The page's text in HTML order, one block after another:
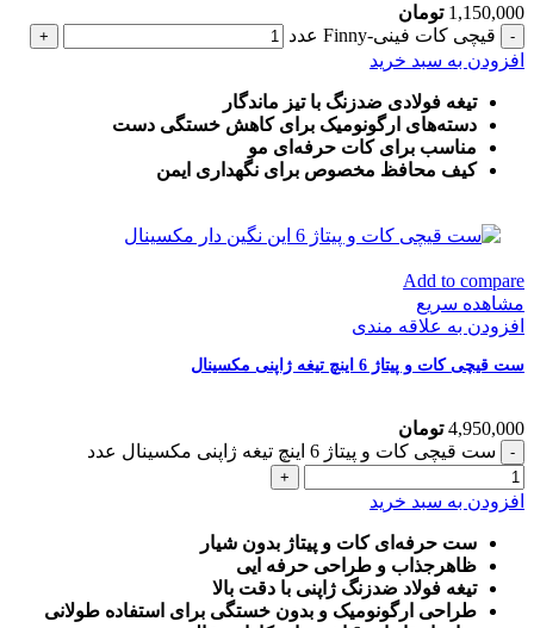
1,150,000 تومان
قیچی کات فینی-Finny عدد
افزودن به سبد خرید
تیغه فولادی ضدزنگ با تیز ماندگار
دسته‌های ارگونومیک برای کاهش خستگی دست
مناسب برای کات حرفه‌ای مو
کیف محافظ مخصوص برای نگهداری ایمن
Add to compare
مشاهده سریع
افزودن به علاقه مندی
ست قیچی کات و پیتاژ 6 اینچ تیغه ژاپنی مکسینال
4,950,000 تومان
ست قیچی کات و پیتاژ 6 اینچ تیغه ژاپنی مکسینال عدد
افزودن به سبد خرید
ست حرفه‌ای کات و پیتاژ بدون شیار
ظاهرجذاب و طراحی حرفه ایی
تیغه فولاد ضدزنگ ژاپنی با دقت بالا
طراحی ارگونومیک و بدون خستگی برای استفاده طولانی